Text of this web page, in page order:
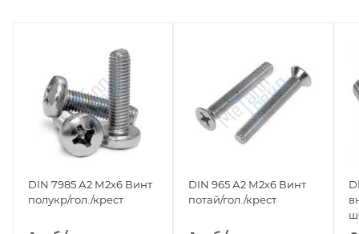
DIN 7985 А2 М2х6 Винт
полукр/гол./крест
DIN 965 А2 М2х6 Винт
потай/гол./крест